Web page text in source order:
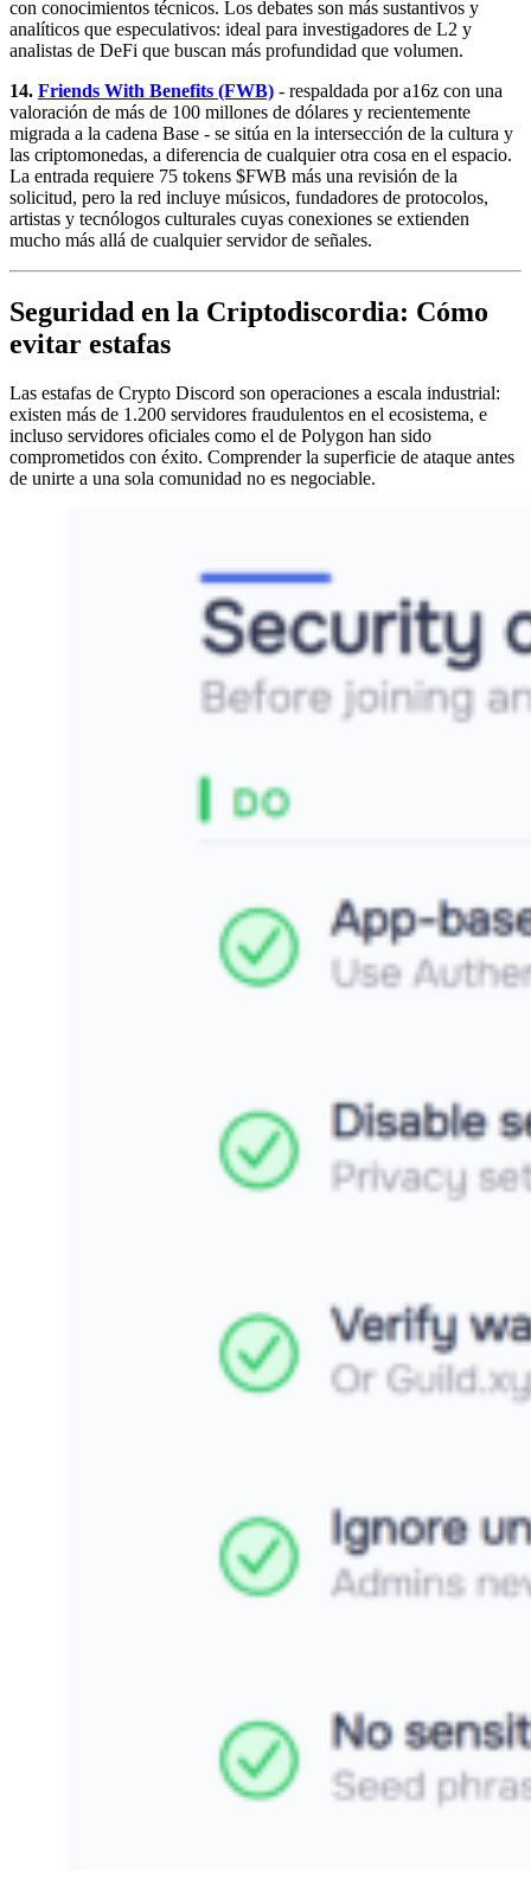
con conocimientos técnicos. Los debates son más sustantivos y
analíticos que especulativos: ideal para investigadores de L2 y
analistas de DeFi que buscan más profundidad que volumen.
14. Friends With Benefits (FWB) - respaldada por a16z con una
valoración de más de 100 millones de dólares y recientemente
migrada a la cadena Base - se sitúa en la intersección de la cultura y
las criptomonedas, a diferencia de cualquier otra cosa en el espacio.
La entrada requiere 75 tokens $FWB más una revisión de la
solicitud, pero la red incluye músicos, fundadores de protocolos,
artistas y tecnólogos culturales cuyas conexiones se extienden
mucho más allá de cualquier servidor de señales.
Seguridad en la Criptodiscordia: Cómo
evitar estafas
Las estafas de Crypto Discord son operaciones a escala industrial:
existen más de 1.200 servidores fraudulentos en el ecosistema, e
incluso servidores oficiales como el de Polygon han sido
comprometidos con éxito. Comprender la superficie de ataque antes
de unirte a una sola comunidad no es negociable.